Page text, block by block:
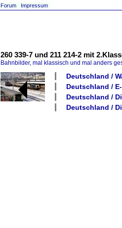
Forum Impressum
260 339-7 und 211 214-2 mit
Bahnbilder, mal klassisch und mal anders
Deutschland /
Deutschland /
Deutschland /
Deutschland /